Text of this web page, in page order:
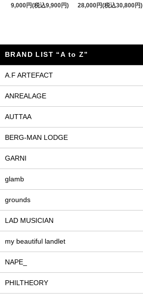
9,000円(税込9,900円)
28,000円(税込30,800円)
BRAND LIST “A to Z”
A.F ARTEFACT
ANREALAGE
AUTTAA
BERG-MAN LODGE
GARNI
glamb
grounds
LAD MUSICIAN
my beautiful landlet
NAPE_
PHILTHEORY